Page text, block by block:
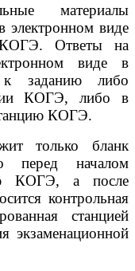
материалы
электронном виде
Ответы на
виде в
к заданию либо
КОГЭ, либо в
КОГЭ.
только бланк
перед началом
КОГЭ, а после
контрольная
станцией
экзаменационной